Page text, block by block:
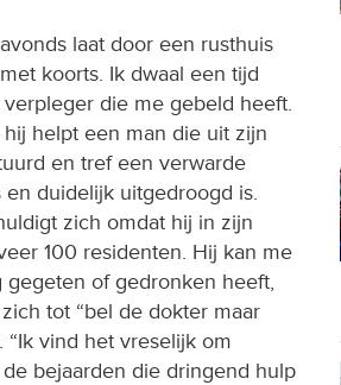
laat door een rusthuis
koorts. Ik dwaal een tijd
die me gebeld heeft.
helpt een man die uit zijn
en tref een verwarde
duidelijk uitgedroogd is.
zich omdat hij in zijn
100 residenten. Hij kan me
of gedronken heeft,
tot “bel de dokter maar
“Ik vind het vreselijk om
bejaarden die dringend hulp